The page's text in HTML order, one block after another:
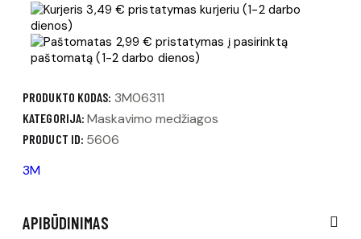
50m,
juosta
(pakuotę
24
vnt.)
3,49 € pristatymas kurjeriu (1-2 darbo
dienos)
2,99 € pristatymas į pasirinktą
paštomatą (1-2 darbo dienos)
PRODUKTO KODAS: 3M06311
KATEGORIJA:Maskavimo medžiagos
PRODUCT ID: 5606
3M
APIBŪDINIMAS